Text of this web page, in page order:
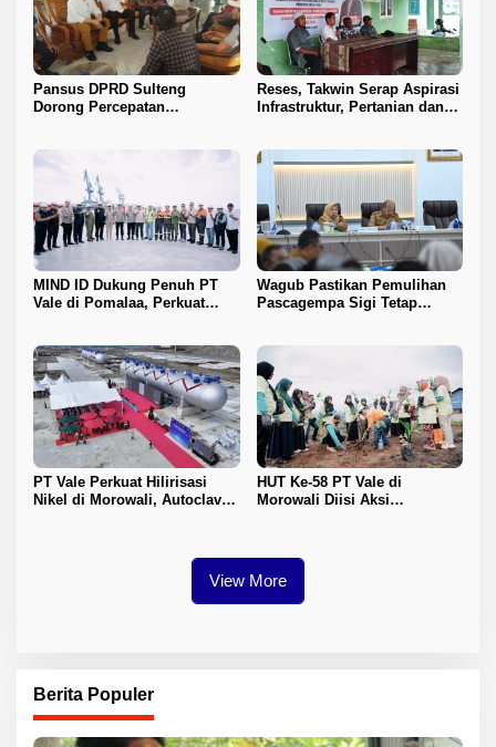
Pansus DPRD Sulteng
Dorong Percepatan
Reses, Takwin Serap Aspirasi
Infrastruktur, Pertanian dan
MIND ID Dukung Penuh PT
Vale di Pomalaa, Perkuat
Wagub Pastikan Pemulihan
Pascagempa Sigi Tetap
PT Vale Perkuat Hilirisasi
Nikel di Morowali, Autoclave
HUT Ke-58 PT Vale di
Morowali Diisi Aksi
View More
Berita Populer